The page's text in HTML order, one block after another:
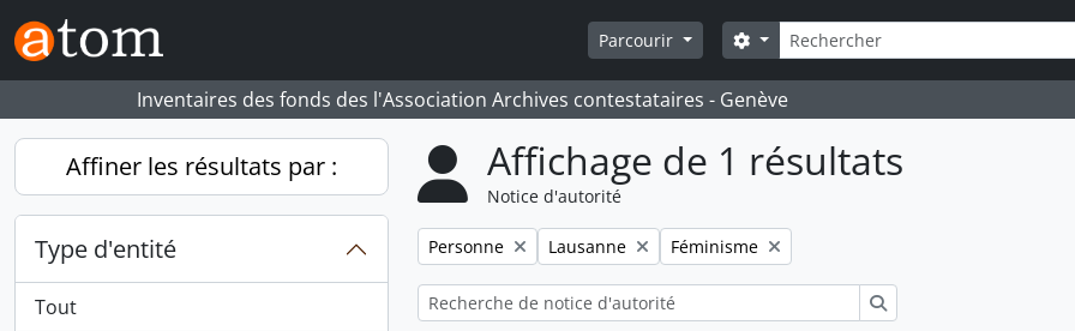
Skip to main content
Parcourir
Rechercher
Search options
Inventaires des fonds des l'Association Archives contestataires - Genève
Affiner les résultats par :
Type d'entité
Tout
Affichage de 1 résultats
Notice d'autorité
Remove filter:
Personne Remove filter:
Lausanne Remove filter:
Féminisme